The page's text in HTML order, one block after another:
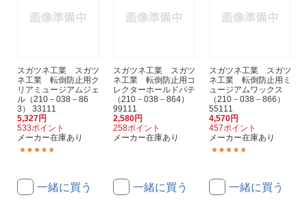
スガツネ工業 スガツ
ネ工業 転倒防止用ク
リアミュージアムジェ
ル（210－038－86
3） 33111
5,327円
533ポイント
メーカー在庫あり
一緒に買う
スガツネ工業 スガツ
ネ工業 転倒防止用コ
レクターホールドパテ
（210－038－864）
99111
2,580円
258ポイント
メーカー在庫あり
一緒に買う
スガツネ工業 スガツ
ネ工業 転倒防止用ミ
ュージアムワックス
（210－038－866）
55111
4,570円
457ポイント
メーカー在庫あり
一緒に買う